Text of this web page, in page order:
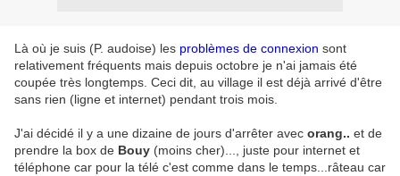
Là où je suis (P. audoise) les problèmes de connexion sont
relativement fréquents mais depuis octobre je n'ai jamais été
coupée très longtemps. Ceci dit, au village il est déjà arrivé d'être
sans rien (ligne et internet) pendant trois mois.
J'ai décidé il y a une dizaine de jours d'arrêter avec orang.. et de
prendre la box de Bouy (moins cher)..., juste pour internet et
téléphone car pour la télé c'est comme dans le temps...râteau car